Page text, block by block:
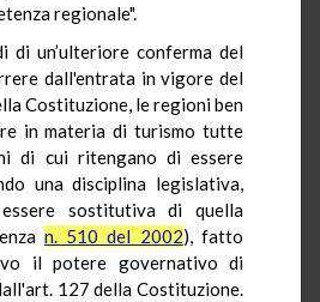
regionale".
di un’ulteriore conferma del
dall'entrata in vigore del
Costituzione, le regioni ben
in materia di turismo tutte
di cui ritengano di essere
una disciplina legislativa,
sostitutiva di quella
n. 510 del 2002), fatto
il potere governativo di
127 della Costituzione.